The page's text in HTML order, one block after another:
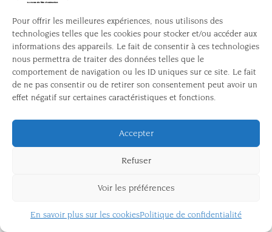
Pour offrir les meilleures expériences, nous utilisons des
technologies telles que les cookies pour stocker et/ou accéder aux
informations des appareils. Le fait de consentir à ces technologies
nous permettra de traiter des données telles que le
comportement de navigation ou les ID uniques sur ce site. Le fait
de ne pas consentir ou de retirer son consentement peut avoir un
effet négatif sur certaines caractéristiques et fonctions.
Accepter
Refuser
Voir les préférences
En savoir plus sur les cookiesPolitique de confidentialité
S’ABONNER À LA NEWLETTER